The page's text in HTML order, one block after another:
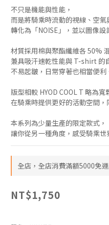
不只是機能與性能，
而是將騎乘時流動的視線、空氣
轉化為「NOISE」，並以圖像設
材質採用棉與聚酯纖維各 50%
兼具吸汗速乾性能與 T-shirt 的
不易起皺，日常穿著也相當便利
版型相較 HYOD COOL T 略為寬
在騎乘時提供更好的活動空間，
本系列為少量生產的限定款式，
讓你從另一種角度，感受騎乘世
全店，全店消費滿額5000免運
NT$1,750